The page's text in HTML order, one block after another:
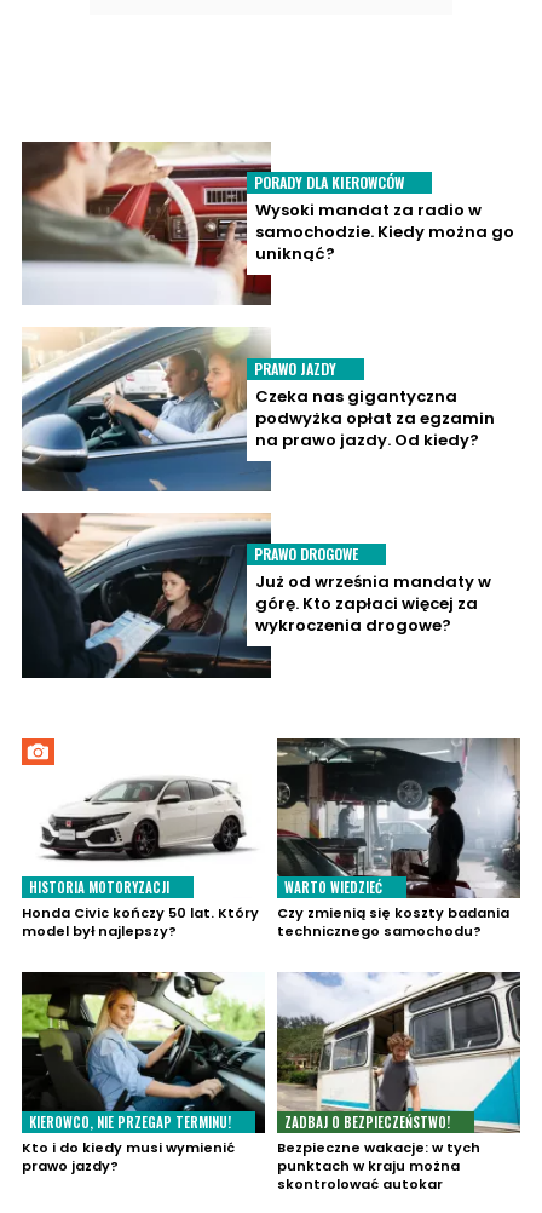
PORADY DLA KIEROWCÓW
Wysoki mandat za radio w
samochodzie. Kiedy można go
uniknąć?
PRAWO JAZDY
Czeka nas gigantyczna
podwyżka opłat za egzamin
na prawo jazdy. Od kiedy?
PRAWO DROGOWE
Już od września mandaty w
górę. Kto zapłaci więcej za
wykroczenia drogowe?
HISTORIA MOTORYZACJI
Honda Civic kończy 50 lat. Który
model był najlepszy?
WARTO WIEDZIEĆ
Czy zmienią się koszty badania
technicznego samochodu?
KIEROWCO, NIE PRZEGAP TERMINU!
Kto i do kiedy musi wymienić
prawo jazdy?
ZADBAJ O BEZPIECZEŃSTWO!
Bezpieczne wakacje: w tych
punktach w kraju można
skontrolować autokar